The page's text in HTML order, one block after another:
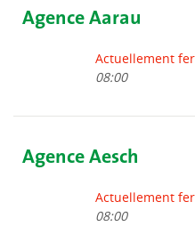
Agence Aarau
Actuellement
08:00
Agence Aesch
Actuellement
08:00